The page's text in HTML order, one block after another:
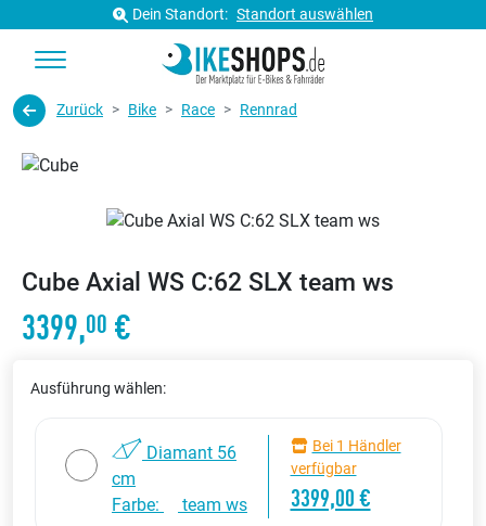
Dein Standort: Standort auswählen
Zurück Bike Race Rennrad
Cube Axial WS C:62 SLX team ws
3399,00 €
Ausführung wählen:
Diamant 56
cm
Farbe:
team ws
Bei 1 Händler
verfügbar
3399,00 €